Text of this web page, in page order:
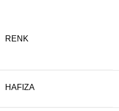
RENK
HAFIZA